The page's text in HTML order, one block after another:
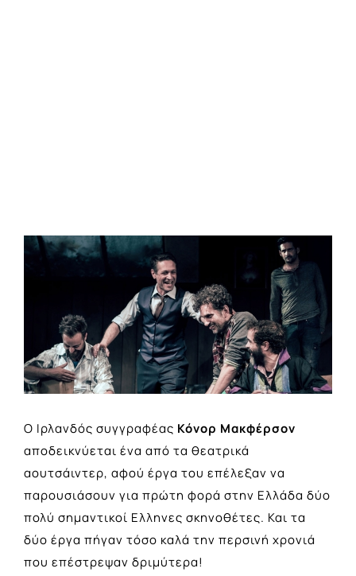
View
Larger
Ο Ιρλανδός συγγραφέας Κόνορ Μακφέρσον
αποδεικνύεται ένα από τα θεατρικά
αουτσάιντερ, αφού έργα του επέλεξαν να
παρουσιάσουν για πρώτη φορά στην Ελλάδα δύο
πολύ σημαντικοί Ελληνες σκηνοθέτες. Και τα
δύο έργα πήγαν τόσο καλά την περσινή χρονιά
που επέστρεψαν δριμύτερα!